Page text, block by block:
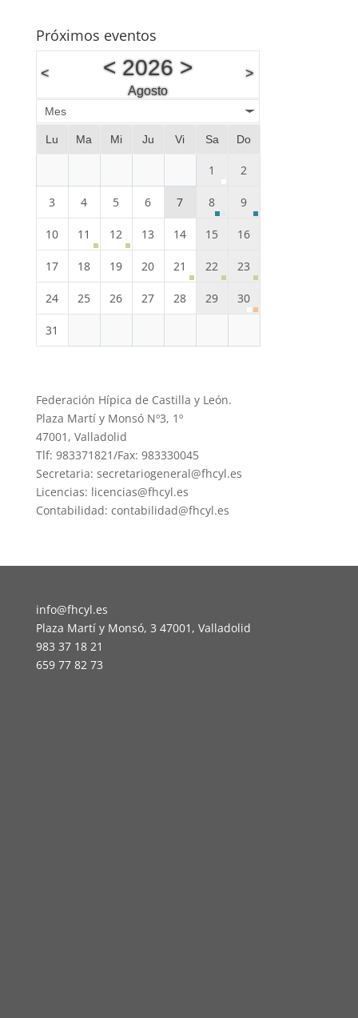
Próximos eventos
< < 2026>
Agosto
>
Mes
Lu Ma Mi Ju Vi Sa Do
1 2
3 4 5 6 7 8 9
10 11 12 13 14 15 16
17 18 19 20 21 22 23
24 25 26 27 28 29 30
31
Federación Hípica de Castilla y León.
Plaza Martí y Monsó Nº3, 1º
47001, Valladolid
Tlf: 983371821/Fax: 983330045
Secretaria: secretariogeneral@fhcyl.es
Licencias: licencias@fhcyl.es
Contabilidad: contabilidad@fhcyl.es
info@fhcyl.es
Plaza Martí y Monsó, 3 47001, Valladolid
983 37 18 21
659 77 82 73